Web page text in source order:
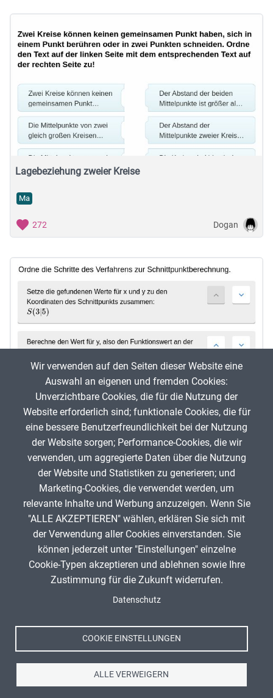
Lagebeziehung zweier Kreise
Ma
272 Dogan
Schnittpunktberechnung lineare Funktionen
224 aHolzbach
ANZEIGE
Spenden
Impressum
Wir verwenden auf den Seiten dieser Website eine
Auswahl an eigenen und fremden Cookies:
Unverzichtbare Cookies, die für die Nutzung der
Website erforderlich sind; funktionale Cookies, die für
eine bessere Benutzerfreundlichkeit bei der Nutzung
der Website sorgen; Performance-Cookies, die wir
verwenden, um aggregierte Daten über die Nutzung
der Website und Statistiken zu generieren; und
Marketing-Cookies, die verwendet werden, um
relevante Inhalte und Werbung anzuzeigen. Wenn Sie
"ALLE AKZEPTIEREN" wählen, erklären Sie sich mit
der Verwendung aller Cookies einverstanden. Sie
können jederzeit unter "Einstellungen" einzelne
Cookie-Typen akzeptieren und ablehnen sowie Ihre
Zustimmung für die Zukunft widerrufen.
Datenschutz
COOKIE EINSTELLUNGEN
ALLE VERWEIGERN